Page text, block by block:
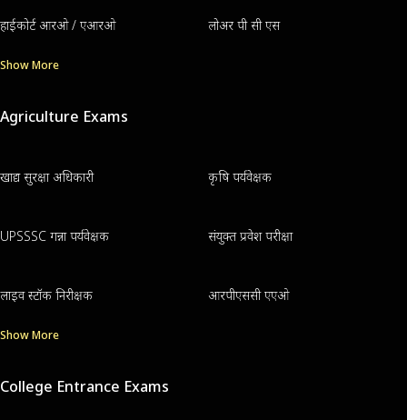
हाईकोर्ट आरओ / एआरओ लोअर पी सी एस
Show More
Agriculture Exams
खाद्य सुरक्षा अधिकारी कृषि पर्यवेक्षक
UPSSSC गन्ना पर्यवेक्षक संयुक्त प्रवेश परीक्षा
लाइव स्टॉक निरीक्षक आरपीएससी एएओ
Show More
College Entrance Exams